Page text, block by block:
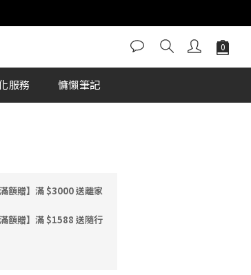
服務 慵懶筆記
額贈】滿 $3000 送離家
額贈】滿 $1588 送隨行
立即購買